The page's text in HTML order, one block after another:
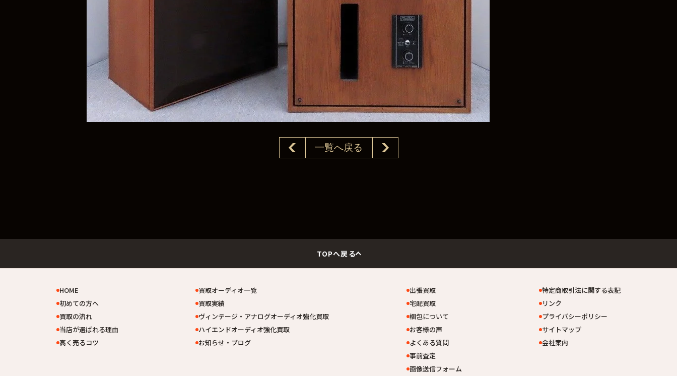
一覧へ戻る
TOPへ戻る
HOME
初めての方へ
買取の流れ
当店が選ばれる理由
高く売るコツ
買取オーディオ一覧
買取実績
ヴィンテージ・アナログオーディオ強化買取
ハイエンドオーディオ強化買取
お知らせ・ブログ
出張買取
宅配買取
梱包について
お客様の声
よくある質問
事前査定
画像送信フォーム
特定商取引法に関する表記
リンク
プライバシーポリシー
サイトマップ
会社案内